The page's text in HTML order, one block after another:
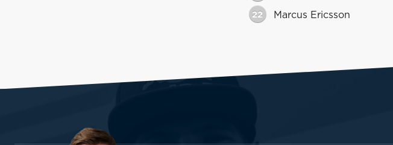
22 Marcus Ericsson